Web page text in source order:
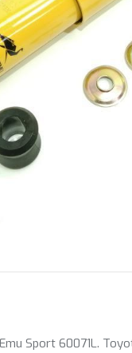
Sport 60071L.